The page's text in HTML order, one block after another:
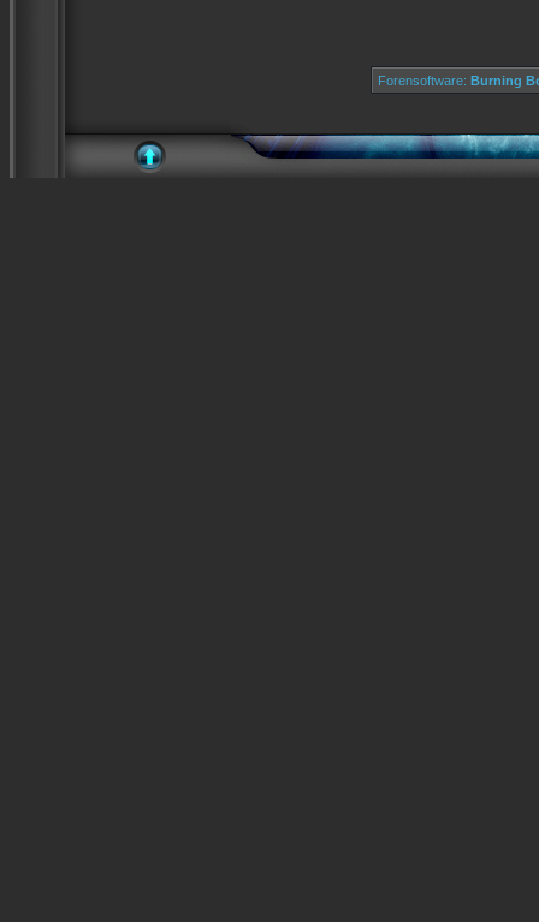
Forensoftware: Burning